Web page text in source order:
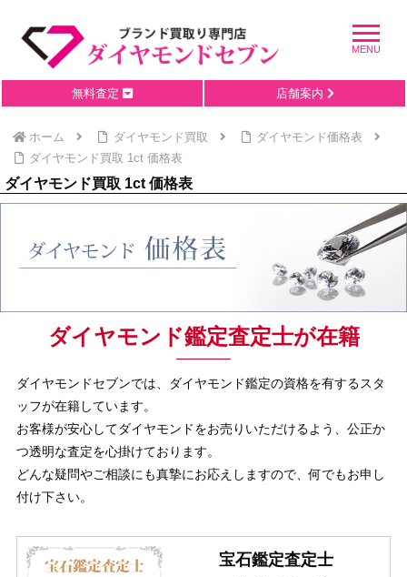
無料査定 店舗案内
ホーム ダイヤモンド買取
ダイヤモンド価格表
ダイヤモンド買取 1ct 価格表
ダイヤモンド買取 1ct 価格表
ダイヤモンド鑑定査定士が在籍
ダイヤモンドセブンでは、ダイヤモンド鑑定の資格を有するスタ
ッフが在籍しています。
お客様が安心してダイヤモンドをお売りいただけるよう、公正か
つ透明な査定を心掛けております。
どんな疑問やご相談にも真摯にお応えしますので、何でもお申し
付け下さい。
宝石鑑定査定士